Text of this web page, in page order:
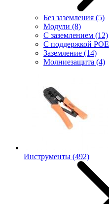
Без заземления (5)
Модули (8)
С заземлением (12)
С поддержкой POE
Заземление (14)
Молниезащита (4)
Инструменты (492)